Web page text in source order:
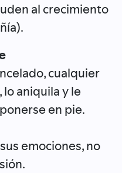
al crecimiento
cualquier
aniquila y le
en pie.
emociones, no